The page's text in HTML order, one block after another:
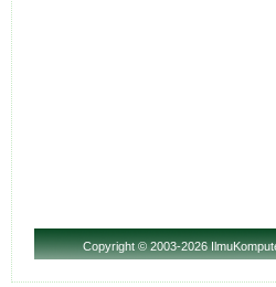
Copyright© 2003-2026